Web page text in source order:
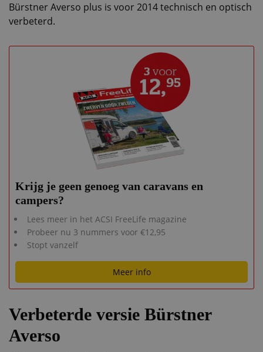
Bürstner Averso plus is voor 2014 technisch en optisch
verbeterd.
Krijg je geen genoeg van caravans en
campers?
Lees meer in het ACSI FreeLife magazine
Probeer nu 3 nummers voor €12,95
Stopt vanzelf
Meer info
Verbeterde versie Bürstner
Averso